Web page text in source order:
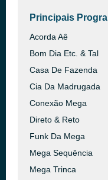
Principais
Acorda Aê
Bom Dia Etc. & Tal
Casa De Fazenda
Cia Da Madrugada
Conexão Mega
Direto & Reto
Funk Da Mega
Mega Sequência
Mega Trinca